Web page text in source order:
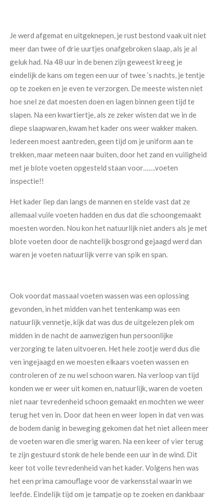
Je werd afgemat en uitgeknepen, je rust bestond vaak uit niet
meer dan twee of drie uurtjes onafgebroken slaap, als je al
geluk had. Na 48 uur in de benen zijn geweest kreeg je
eindelijk de kans om tegen een uur of twee ’s nachts, je tentje
op te zoeken en je even te verzorgen. De meeste wisten niet
hoe snel ze dat moesten doen en lagen binnen geen tijd te
slapen. Na een kwartiertje, als ze zeker wisten dat we in de
diepe slaapwaren, kwam het kader ons weer wakker maken.
Iedereen moest aantreden, geen tijd om je uniform aan te
trekken, maar meteen naar buiten, door het zand en vuiligheid
met je blote voeten opgesteld staan voor…….voeten
inspectie!!
Het kader liep dan langs de mannen en stelde vast dat ze
allemaal vuile voeten hadden en dus dat die schoongemaakt
moesten worden. Nou kon het natuurlijk niet anders als je met
blote voeten door de nachtelijk bosgrond gejaagd werd dan
waren je voeten natuurlijk verre van spik en span.
Ook voordat massaal voeten wassen was een oplossing
gevonden, in het midden van het tentenkamp was een
natuurlijk vennetje, kijk dat was dus de uitgelezen plek om
midden in de nacht de aanwezigen hun persoonlijke
verzorging te laten uitvoeren. Het hele zootje werd dus die
ven ingejaagd en we moesten elkaars voeten wassen en
controleren of ze nu wel schoon waren. Na verloop van tijd
konden we er weer uit komen en, natuurlijk, waren de voeten
niet naar tevredenheid schoon gemaakt en mochten we weer
terug het ven in. Door dat heen en weer lopen in dat ven was
de bodem danig in beweging gekomen dat het niet alleen meer
de voeten waren die smerig waren. Na een keer of vier terug
te zijn gestuurd stonk de hele bende een uur in de wind. Dit
keer tot volle tevredenheid van het kader. Volgens hen was
het een prima camouflage voor de varkensstal waarin we
leefde. Eindelijk tijd om je tampatje op te zoeken en dankbaar